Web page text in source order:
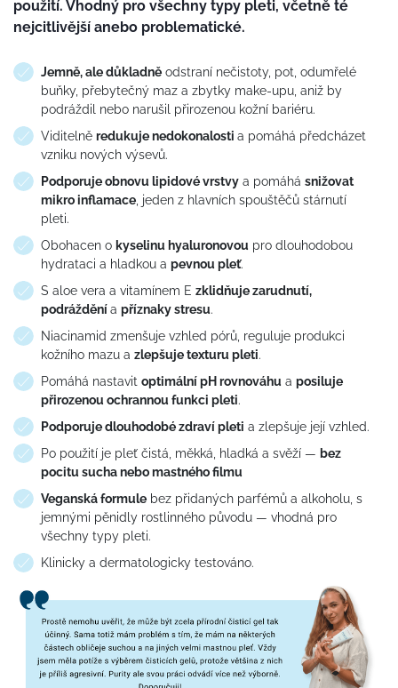
použití. Vhodný pro všechny typy pleti, včetně té
nejcitlivější anebo problematické.
Jemně, ale důkladněodstraní nečistoty, pot, odumřelé
buňky, přebytečný maz a zbytky make-upu, aniž by
podráždil nebo narušil přirozenou kožní bariéru.
Viditelně redukuje nedokonalosti a pomáhá předcházet
vzniku nových výsevů.
Podporuje obnovu lipidové vrstvya pomáhá snižovat
mikro inflamace, jeden z hlavních spouštěčů stárnutí
pleti.
Obohacen o kyselinu hyaluronovou pro dlouhodobou
hydrataci a hladkou a pevnou pleť.
S aloe vera a vitamínem E zklidňuje zarudnutí,
podrážděnía příznaky stresu.
Niacinamid zmenšuje vzhled pórů, reguluje produkci
kožního mazu a zlepšuje texturu pleti.
Pomáhá nastavit optimální pH rovnováhu a posiluje
přirozenou ochrannou funkci pleti.
Podporuje dlouhodobé zdraví pleti a zlepšuje její vzhled.
Po použití je pleť čistá, měkká, hladká a svěží — bez
pocitu sucha nebo mastného filmu
Veganská formulebez přidaných parfémů a alkoholu, s
jemnými pěnidly rostlinného původu — vhodná pro
všechny typy pleti.
Klinicky a dermatologicky testováno.